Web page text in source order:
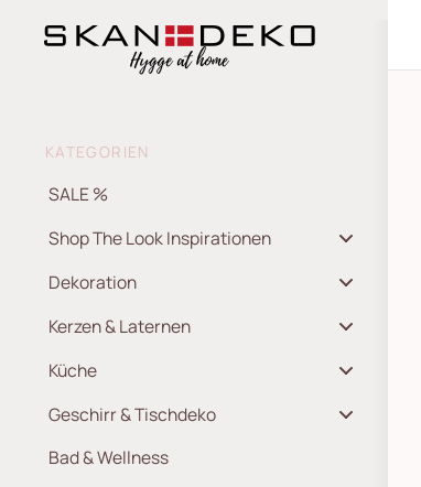
KATEGORIEN
SALE %
Shop The Look Inspirationen
Dekoration
Kerzen & Laternen
Küche
Geschirr & Tischdeko
Bad & Wellness